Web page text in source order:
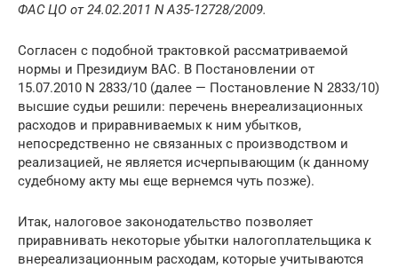
ФАС ЦО от 24.02.2011 N А35-12728/2009.
Согласен с подобной трактовкой рассматриваемой
нормы и Президиум ВАС. В Постановлении от
15.07.2010 N 2833/10 (далее — Постановление N 2833/10)
высшие судьи решили: перечень внереализационных
расходов и приравниваемых к ним убытков,
непосредственно не связанных с производством и
реализацией, не является исчерпывающим (к данному
судебному акту мы еще вернемся чуть позже).
Итак, налоговое законодательство позволяет
приравнивать некоторые убытки налогоплательщика к
внереализационным расходам, которые учитываются